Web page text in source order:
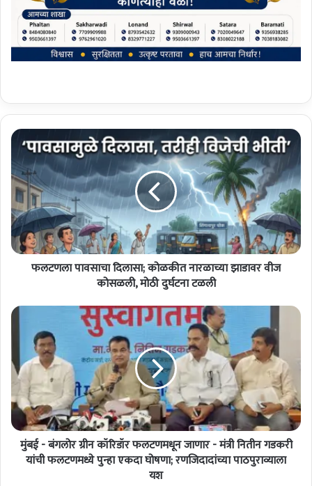
फ
ट
ण
ला
पा
व
सा
चा
;
त
ना
र
ळा
च्या
फलटणला पावसाचा दिलासा; कोळकीत नारळाच्या झाडावर वीज
कोसळली, मोठी दुर्घटना टळली
मुं
बं
ग
लो
र
ग्री
मुंबई - बंगलोर ग्रीन कॉरिडॉर फलटणमधून जाणार - मंत्री नितीन गडकरी
यांची फलटणमध्ये पुन्हा एकदा घोषणा; रणजिदादांच्या पाठपुराव्याला
यश